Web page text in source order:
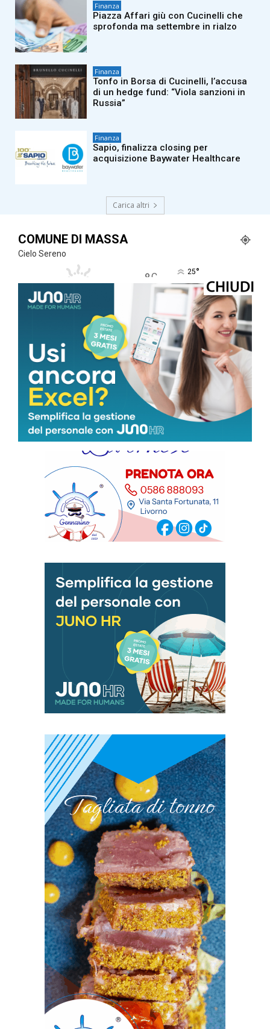
Finanza
Piazza Affari giù con Cucinelli che
sprofonda ma settembre in rialzo
Finanza
Tonfo in Borsa di Cucinelli, l’accusa
di un hedge fund: “Viola sanzioni in
Russia”
Finanza
Sapio, finalizza closing per
acquisizione Baywater Healthcare
Carica altri
COMUNE DI MASSA
Cielo Sereno
25°C 25°
25°
74 % 1.3kmh 0 %
35 °
SAB DOM
32°
LUN
32
MAR
31°